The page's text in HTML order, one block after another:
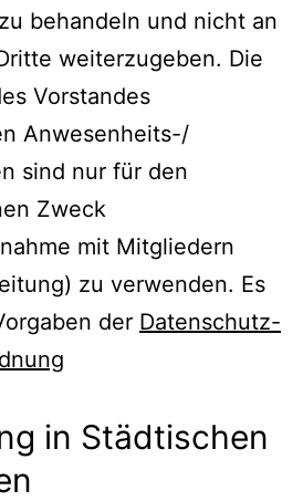
behandeln und nicht an
weiterzugeben. Die
Vorstandes
Anwesenheits-/
sind nur für den
Zweck
mit Mitgliedern
zu verwenden. Es
der Datenschutz-
in Städtischen